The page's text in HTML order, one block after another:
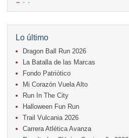
Octubre
04. San Carlos Rosa
04.
Relevos Tres Ríos
04. Kilómetros Rosa
11. Run In The City
17. Caribe Paradise Run
18.
Casa Turire Trail Run
18. Warriors Run Circuit
25. KRun by Under Armour
25. Run Alajuela
31. Halloween Fun Run
Noviembre
Lo último
Dragon Ball Run 2026
La Batalla de las Marcas
Fondo Patriótico
Mi Corazón Vuela Alto
Run In The City
Halloween Fun Run
Trail Vulcania 2026
Carrera Atlética Avanza